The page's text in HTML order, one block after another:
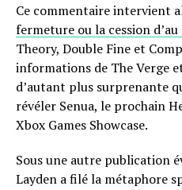
Ce commentaire intervient
fermeture ou la cession
Theory, Double Fine et
informations de The Verge
d’autant plus surprenante
révéler Senua, le prochain
Xbox Games Showcase.
Sous une autre publication
Layden a filé la métaphore